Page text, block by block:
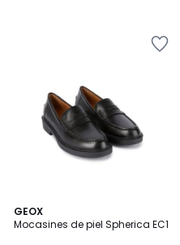
GEOX
Mocasines de piel Spherica EC1
3
/